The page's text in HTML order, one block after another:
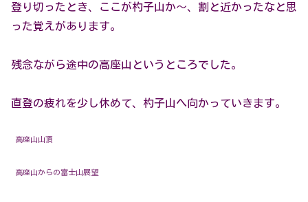
登り切ったとき、ここが杓子山か～、割と近かったなと思
った覚えがあります。
残念ながら途中の高座山というところでした。
直登の疲れを少し休めて、杓子山へ向かっていきます。
高座山山頂
高座山からの富士山展望